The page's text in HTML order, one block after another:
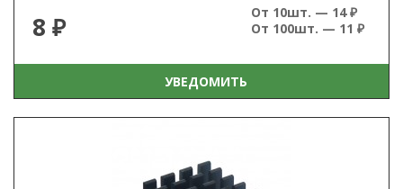
8 ₽
От 10шт. — 14 ₽
От 100шт. — 11 ₽
УВЕДОМИТЬ